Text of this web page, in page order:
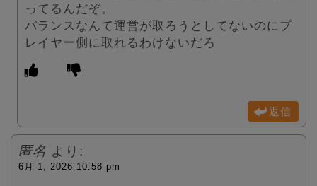
ってるんだぞ。
バランスなんて運営が取ろうとしてないのにプ
レイヤー側に取れるわけないだろ
返信
匿名 より:
6月 1, 2026 10:58 pm